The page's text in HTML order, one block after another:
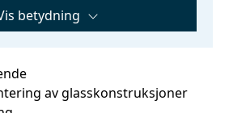
betydning
av glasskonstruksjoner